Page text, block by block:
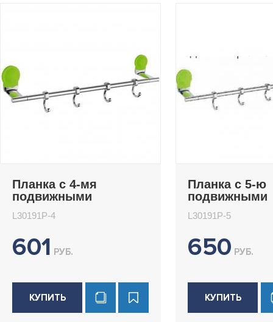
Планка с 4-мя
подвижными
L30191P-4
L30191P-4
601 РУБ.
КУПИТЬ
Планка с 5-ю
подвижными
L30191P-5
L30191P-5
650 РУБ.
КУПИТЬ